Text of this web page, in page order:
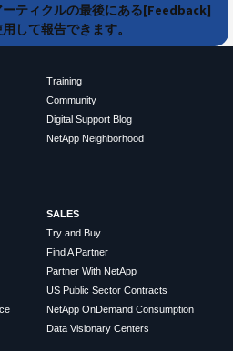
ーティクルの最後にある[Feedback]
して報告できます。
Training
Community
Digital Support Blog
NetApp Neighborhood
SALES
Try and Buy
Find A Partner
Partner With NetApp
US Public Sector Contracts
NetApp OnDemand Consumption
Data Visionary Centers